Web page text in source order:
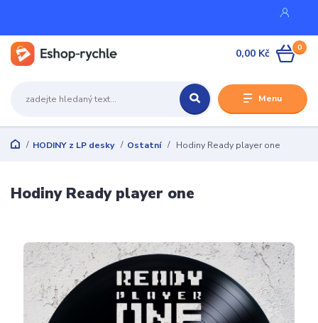
Menu
0
0,00 Kč
HODINY z LP desky Ostatní Hodiny Ready player one
Hodiny Ready player one